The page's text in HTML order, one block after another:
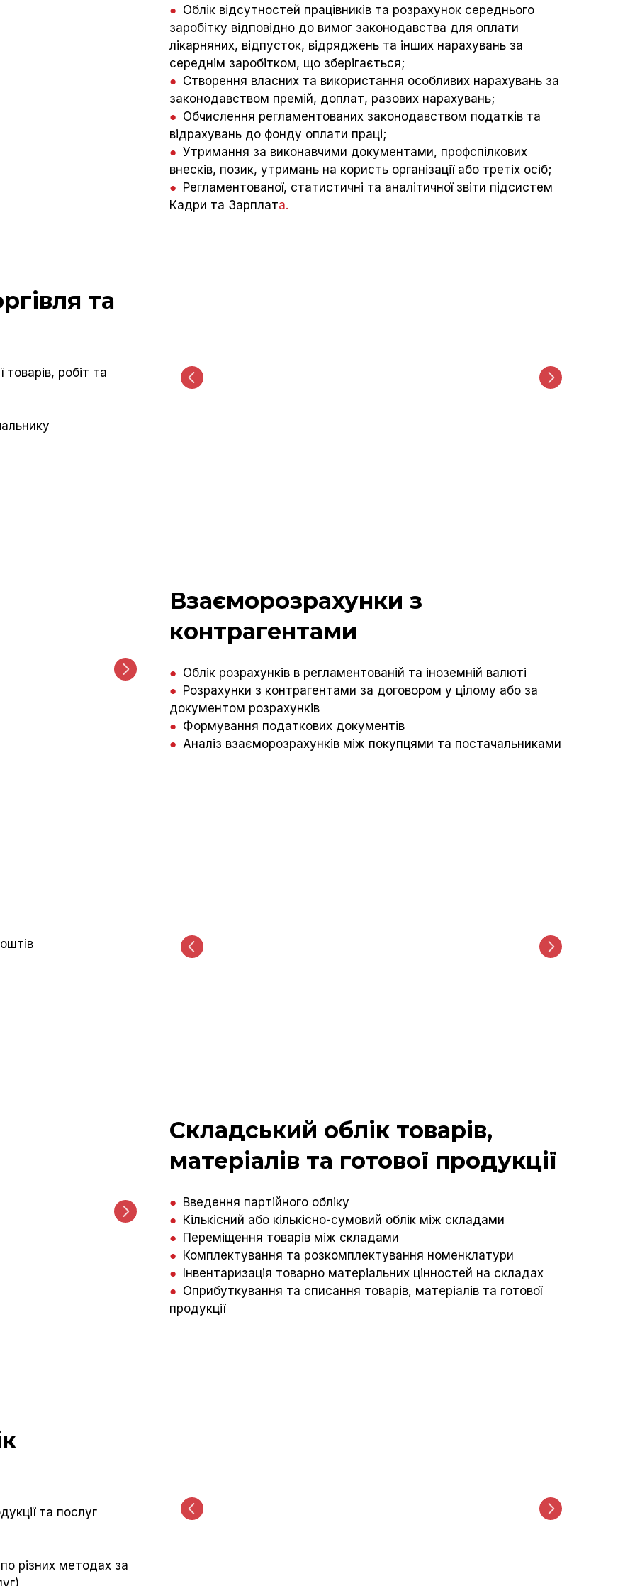
● Облік відсутностей працівників та розрахунок середнього
заробітку відповідно до вимог законодавства для оплати
лікарняних, відпусток, відряджень та інших нарахувань за
середнім заробітком, що зберігається;
● Створення власних та використання особливих нарахувань за
законодавством премій, доплат, разових нарахувань;
● Обчислення регламентованих законодавством податків та
відрахувань до фонду оплати праці;
● Утримання за виконавчими документами, профспілкових
внесків, позик, утримань на користь організації або третіх осіб;
● Регламентованої, статистичні та аналітичної звіти підсистем
Кадри та Зарплата.
та
товарів, робіт та
Взаєморозрахунки з
контрагентами
● Облік розрахунків в регламентованій та іноземній валюті
● Розрахунки з контрагентами за договором у цілому або за
документом розрахунків
● Формування податкових документів
● Аналіз взаєморозрахунків між покупцями та постачальниками
Складський облік товарів,
матеріалів та готової продукції
● Введення партійного обліку
● Кількісний або кількісно-сумовий облік між складами
● Переміщення товарів між складами
● Комплектування та розкомплектування номенклатури
● Інвентаризація товарно матеріальних цінностей на складах
● Оприбуткування та списання товарів, матеріалів та готової
продукції
та послуг
різних методах за